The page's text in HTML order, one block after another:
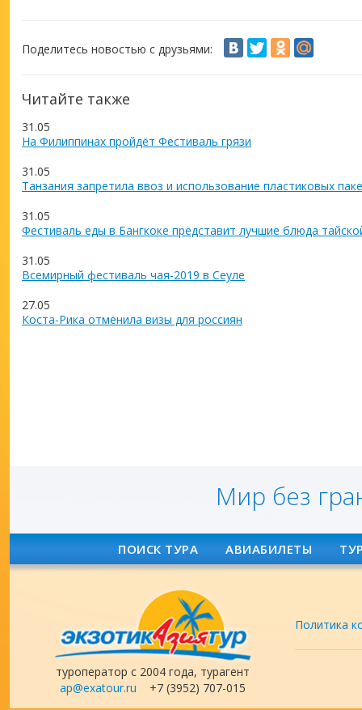
Поделитесь новостью с друзьями:
Читайте также
31.05
На Филиппинах пройдёт Фестиваль грязи
31.05
Танзания запретила ввоз и использование пластиковых
31.05
Фестиваль еды в Бангкоке представит лучшие блюда
31.05
Всемирный фестиваль чая-2019 в Сеуле
27.05
Коста-Рика отменила визы для россиян
Мир без
ПОИСК ТУРА АВИАБИЛЕТЫ
туроператор с 2004 года, турагент
ap@exatour.ru +7 (3952) 707-015
Политика